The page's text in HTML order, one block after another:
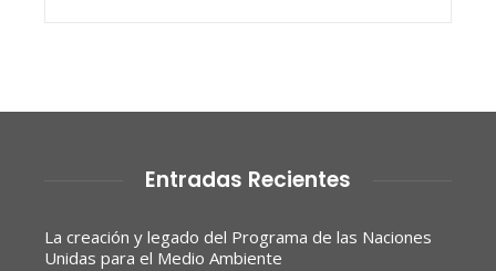
Entradas Recientes
La creación y legado del Programa de las Naciones
Unidas para el Medio Ambiente